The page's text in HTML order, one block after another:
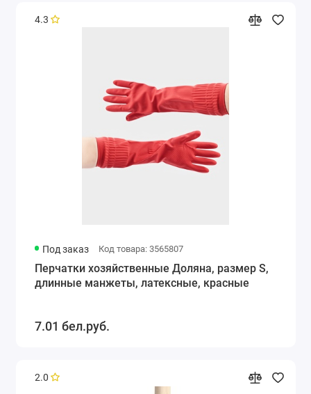
4.3
Под заказ Код товара: 3565807
Перчатки хозяйственные Доляна, размер S,
длинные манжеты, латексные, красные
7.01 бел.руб.
2.0